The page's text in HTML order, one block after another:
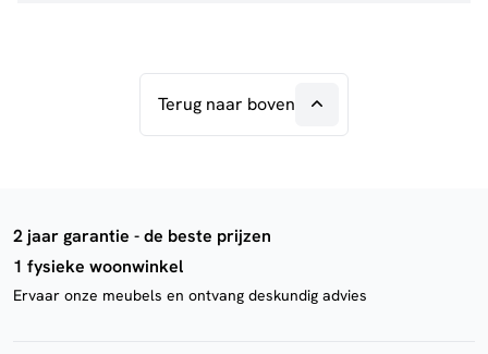
Terug naar boven
2 jaar garantie - de beste prijzen
1 fysieke woonwinkel
Ervaar onze meubels en ontvang deskundig advies